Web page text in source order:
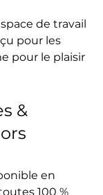
de travail
pour les
pour le plaisir
&
en
100 %